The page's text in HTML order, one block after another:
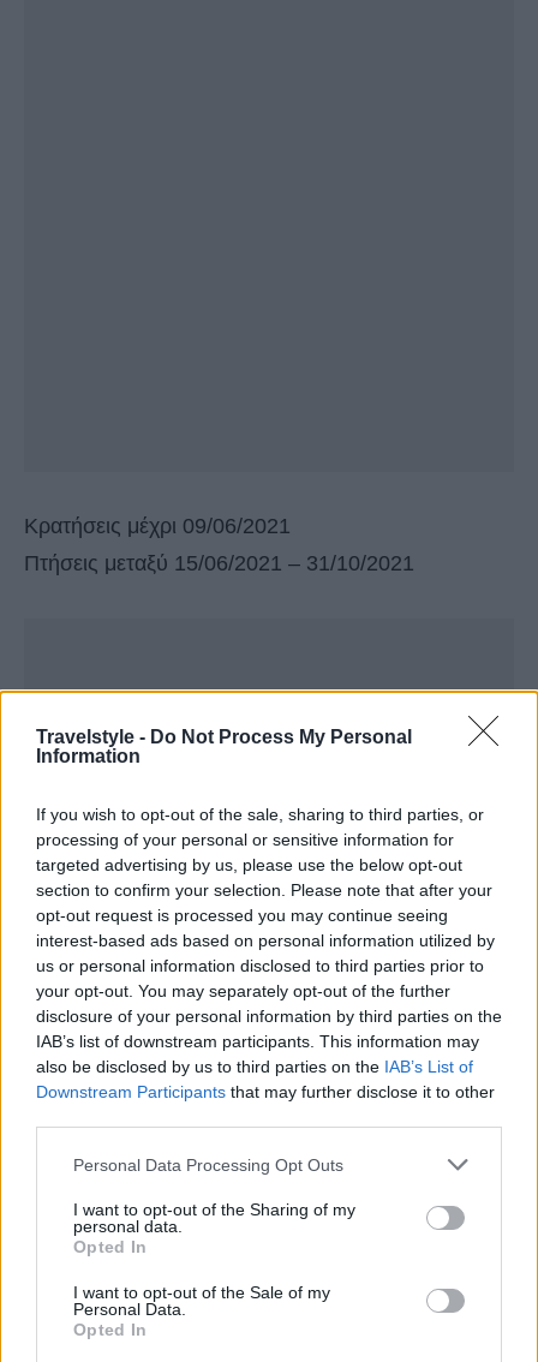
Travelstyle - Do Not Process My Personal
Information
If you wish to opt-out of the sale, sharing to third parties, or
processing of your personal or sensitive information for
targeted advertising by us, please use the below opt-out
section to confirm your selection. Please note that after your
opt-out request is processed you may continue seeing
interest-based ads based on personal information utilized by
us or personal information disclosed to third parties prior to
your opt-out. You may separately opt-out of the further
disclosure of your personal information by third parties on the
IAB’s list of downstream participants. This information may
also be disclosed by us to third parties on the IAB’s List of
Downstream Participants that may further disclose it to other
Please note that this website/app uses one or more Google
not limited to your visit or usage behaviour. You may click to
grant or deny consent to Google and its third-party tags to
use your data for below specified purposes in below Google
consent section.
Personal Data Processing Opt Outs
I want to opt-out of the Sharing of my
personal data.
Opted In
I want to opt-out of the Sale of my
Personal Data.
Opted In
Κρατήσεις μέχρι 09/06/2021
Πτήσεις μεταξύ 15/06/2021 – 31/10/2021